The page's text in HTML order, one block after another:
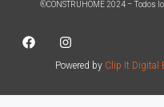
®CONSTRUHOME 2024 – Todos
Powered by Clip It Digital